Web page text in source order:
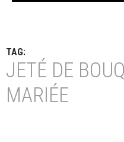
TAG:
JETÉ DE
MARIÉE